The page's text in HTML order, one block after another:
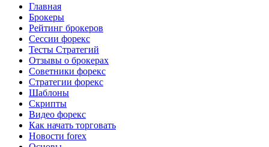
Главная
Брокеры
Рейтинг брокеров
Сессии форекс
Тесты Стратегий
Отзывы о брокерах
Советники форекс
Стратегии форекс
Шаблоны
Скрипты
Видео форекс
Как начать торговать
Новости forex